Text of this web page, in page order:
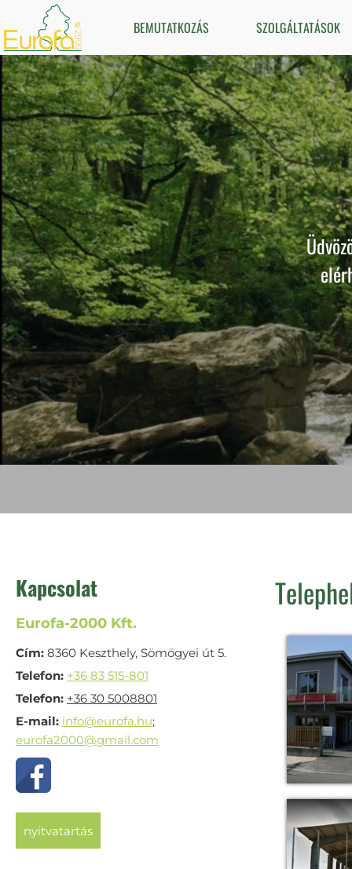
BEMUTATKOZÁS SZOLGÁLTATÁSOK
Kapcsolat
Eurofa-2000 Kft.
Cím: 8360 Keszthely, Sömögyei út 5.
Telefon: +36 83 515-801
Telefon: +36 30 5008801
E-mail: info@eurofa.hu;
eurofa2000@gmail.com
nyitvatartás